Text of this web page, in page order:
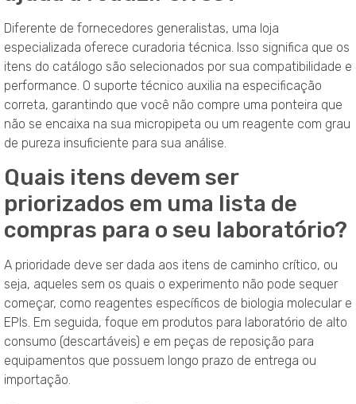
Diferente de fornecedores generalistas, uma loja
especializada oferece curadoria técnica. Isso significa que os
itens do catálogo são selecionados por sua compatibilidade e
performance. O suporte técnico auxilia na especificação
correta, garantindo que você não compre uma ponteira que
não se encaixa na sua micropipeta ou um reagente com grau
de pureza insuficiente para sua análise.
Quais itens devem ser
priorizados em uma lista de
compras para o seu laboratório?
A prioridade deve ser dada aos itens de caminho crítico, ou
seja, aqueles sem os quais o experimento não pode sequer
começar, como reagentes específicos de biologia molecular e
EPIs. Em seguida, foque em produtos para laboratório de alto
consumo (descartáveis) e em peças de reposição para
equipamentos que possuem longo prazo de entrega ou
importação.